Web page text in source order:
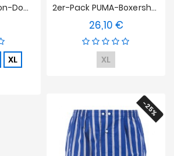
Pure Cotton Button-Down Slips - Schwarz
XL
2er-Pack PUMA-Boxershorts Aus Jersey Mit Lockerer Passform – Anthrazitgrau Und Schwarz
26,10 €Preis
XL
-25%